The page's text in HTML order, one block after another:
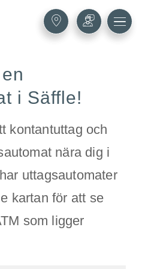
i Säffle!
kontantuttag och
nära dig i
uttagsautomater
kartan för att se
som ligger